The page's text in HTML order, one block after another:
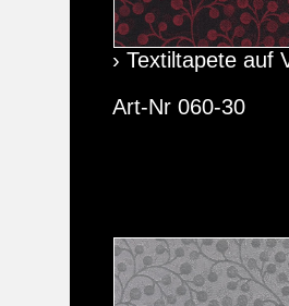
› Textiltapete auf
Art-Nr 060-30